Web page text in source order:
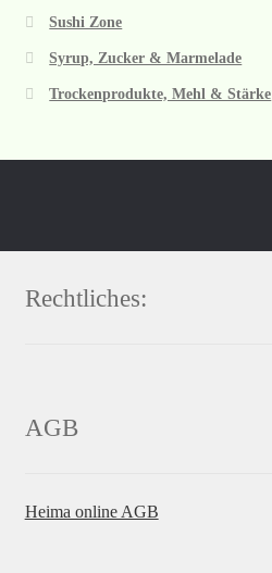
Sushi Zone
Syrup, Zucker & Marmelade
Trockenprodukte, Mehl & Stärke
Rechtliches:
AGB
Heima online AGB